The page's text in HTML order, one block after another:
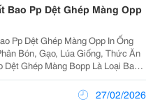
Bao Pp Dệt Ghép Màng Opp
Pp Dệt Ghép Màng Opp In Ống
Bón, Gạo, Lúa Giống, Thức Ăn
Cách Ghép Nhiều Lớp Vải Pp
Lớp Màng Bopp Trên Cả Hai Mặt....
27/02/2026